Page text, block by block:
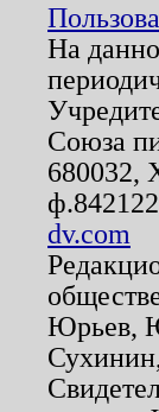
На
Союза
680032,
dv.com
Юрьев,